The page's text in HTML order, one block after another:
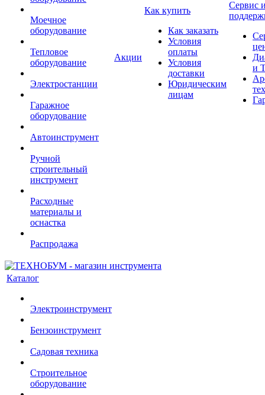
Моечное
оборудование
Тепловое
оборудование
Электростанции
Гаражное
оборудование
Автоинструмент
Ручной
строительный
инструмент
Расходные
материалы и
оснастка
Распродажа
Акции
Как купить
Как заказать
Условия
оплаты
Условия
доставки
Юридическим
лицам
Сервис
и
Каталог
Электроинструмент
Бензоинструмент
Садовая техника
Строительное
оборудование